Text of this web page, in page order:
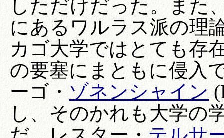
しただけだった。また
にあるワルラス派の理
カゴ大学ではとても存
の要塞にまともに侵入
ーゴ・ゾネンシャイン
し、そのかれも大学の